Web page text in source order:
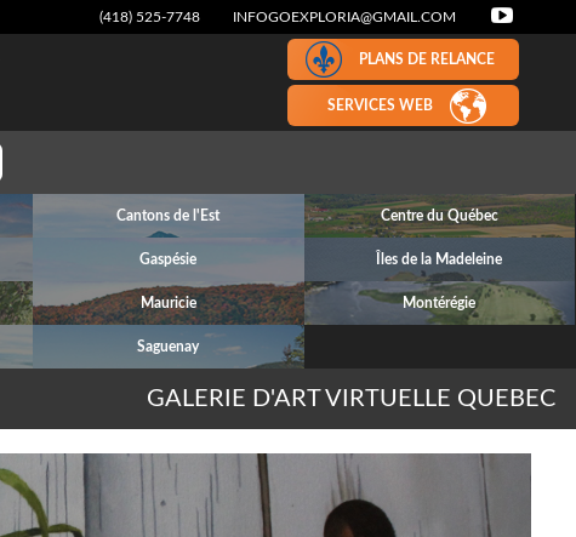
(418) 525-7748 INFOGOEXPLORIA@GMAIL.COM
PLANS DE RELANCE
SERVICES WEB
Cantons de l'Est Centre du Québec
Gaspésie Îles de la Madeleine
Mauricie Montérégie
Saguenay
GALERIE D'ART VIRTUELLE QUEBEC
Next